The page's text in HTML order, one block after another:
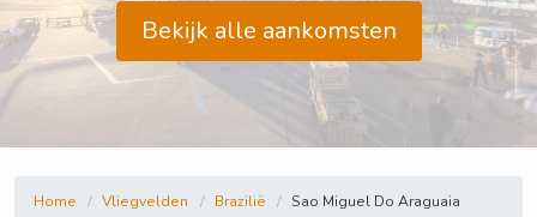
Bekijk alle aankomsten
Home Vliegvelden Brazilië Sao Miguel Do Araguaia